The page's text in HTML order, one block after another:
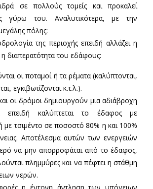
σε πολλούς τομείς και προκαλεί
γύρω του. Αναλυτικότερα, με την
πόλης:
της περιοχής επειδή αλλάζει η
διαπερατότητα του εδάφους:
οι ποταμοί ή τα ρέματα (καλύπτονται,
εγκιβωτίζονται κ.τ.λ.).
οι δρόμοι δημιουργούν μια αδιάβροχη
επειδή καλύπτεται το έδαφος με
με τσιμέντο σε ποσοστό 80% η και 100%
Αποτέλεσμα αυτών των ενεργειών
να μην απορροφάται από το έδαφος,
πλημμύρες και να πέφτει η στάθμη
νερών.
η έντονη άντληση των υπόγειων